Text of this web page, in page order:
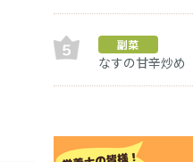
副菜
なすの甘辛炒め